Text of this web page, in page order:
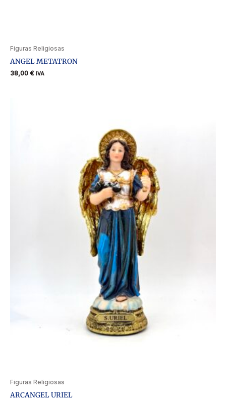
Figuras Religiosas
ANGEL METATRON
38,00 € IVA
Figuras Religiosas
ARCANGEL URIEL